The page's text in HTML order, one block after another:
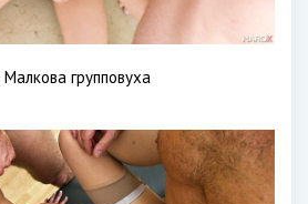
групповуха